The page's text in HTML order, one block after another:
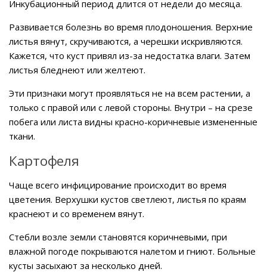
Инкубационный период длится от недели до месяца.
Развивается болезнь во время плодоношения. Верхние
листья вянут, скручиваются, а черешки искривляются.
Кажется, что куст привял из-за недостатка влаги. Затем
листья бледнеют или желтеют.
Эти признаки могут проявляться не на всем растении, а
только с правой или с левой стороны. Внутри – на срезе
побега или листа видны красно-коричневые измененные
ткани.
Картофеля
Чаще всего инфицирование происходит во время
цветения. Верхушки кустов светлеют, листья по краям
краснеют и со временем вянут.
Стебли возле земли становятся коричневыми, при
влажной погоде покрываются налетом и гниют. Больные
кусты засыхают за несколько дней.